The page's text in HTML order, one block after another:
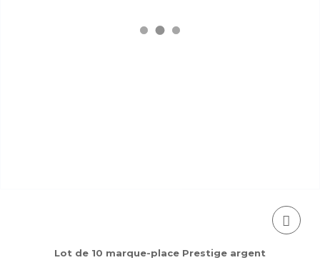
Lot de 10 marque-place Prestige argent